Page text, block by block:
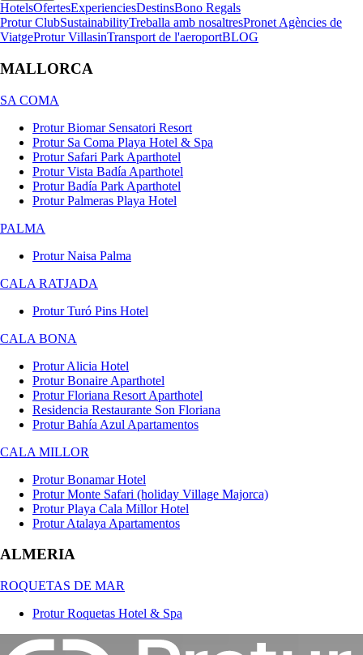
HotelsOfertesExperienciesDestinsBono Regals
Protur ClubSustainabilityTreballa amb nosaltresPronet Agències de
ViatgeProtur VillasinTransport de l'aeroportBLOG
MALLORCA
SA COMA
Protur Biomar Sensatori Resort
Protur Sa Coma Playa Hotel & Spa
Protur Safari Park Aparthotel
Protur Vista Badía Aparthotel
Protur Badía Park Aparthotel
Protur Palmeras Playa Hotel
PALMA
Protur Naisa Palma
CALA RATJADA
Protur Turó Pins Hotel
CALA BONA
Protur Alicia Hotel
Protur Bonaire Aparthotel
Protur Floriana Resort Aparthotel
Residencia Restaurante Son Floriana
Protur Bahía Azul Apartamentos
CALA MILLOR
Protur Bonamar Hotel
Protur Monte Safari (holiday Village Majorca)
Protur Playa Cala Millor Hotel
Protur Atalaya Apartamentos
ALMERIA
ROQUETAS DE MAR
Protur Roquetas Hotel & Spa